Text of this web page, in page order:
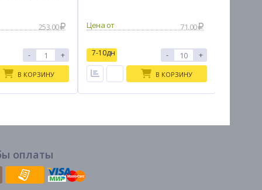
253.00
- +
В КОРЗИНУ
71.00
7-10дн - +
В КОРЗИНУ
оплаты